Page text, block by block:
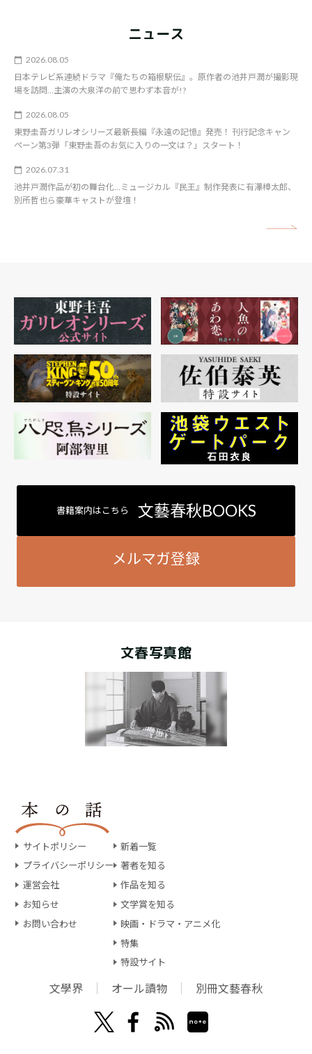
ニュース
2026.08.05
日本テレビ系連続ドラマ『俺たちの箱根駅伝』。原作者の池井戸潤が撮影現
場を訪問…主演の大泉洋の前で思わず本音が!?
2026.08.05
東野圭吾ガリレオシリーズ最新長編『永遠の記憶』発売！ 刊行記念キャン
ペーン第3弾「東野圭吾のお気に入りの一文は？」スタート！
2026.07.31
池井戸潤作品が初の舞台化…ミュージカル『民王』制作発表に有澤樟太郎、
別所哲也ら豪華キャストが登壇！
書籍案内はこちら 文藝春秋BOOKS
メルマガ登録
文春写真館
サイトポリシー
プライバシーポリシー
運営会社
お知らせ
お問い合わせ
新着一覧
著者を知る
作品を知る
文学賞を知る
映画・ドラマ・アニメ化
特集
特設サイト
文學界 オール讀物 別冊文藝春秋